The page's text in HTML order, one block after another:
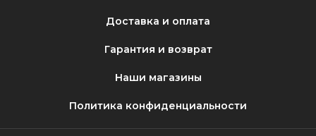
Доставка и оплата
Гарантия и возврат
Наши магазины
Политика конфиденциальности